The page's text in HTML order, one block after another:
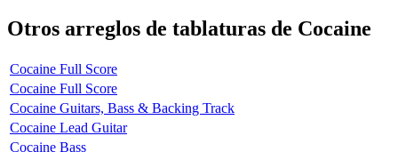
Otros arreglos de tablaturas de Cocaine
Cocaine Full Score
Cocaine Full Score
Cocaine Guitars, Bass & Backing Track
Cocaine Lead Guitar
Cocaine Bass